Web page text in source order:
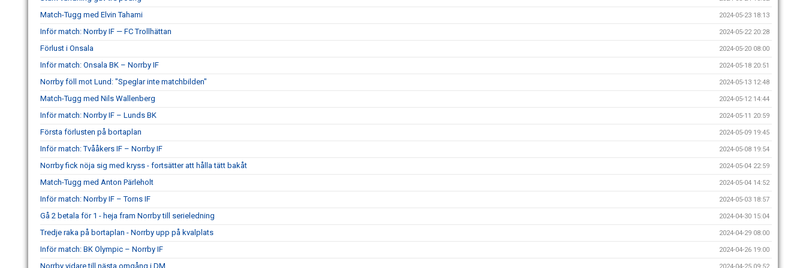
Match-Tugg med Elvin Tahami 2024-05-23 18:13
Inför match: Norrby IF — FC Trollhättan 2024-05-22 20:28
Förlust i Onsala 2024-05-20 08:00
Inför match: Onsala BK – Norrby IF 2024-05-18 20:51
Norrby föll mot Lund: "Speglar inte matchbilden" 2024-05-13 12:48
Match-Tugg med Nils Wallenberg 2024-05-12 14:44
Inför match: Norrby IF – Lunds BK 2024-05-11 20:59
Första förlusten på bortaplan 2024-05-09 19:45
Inför match: Tvååkers IF – Norrby IF 2024-05-08 19:54
Norrby fick nöja sig med kryss - fortsätter att hålla tätt bakåt 2024-05-04 22:59
Match-Tugg med Anton Pärleholt 2024-05-04 14:52
Inför match: Norrby IF – Torns IF 2024-05-03 18:57
Gå 2 betala för 1 - heja fram Norrby till serieledning 2024-04-30 15:04
Tredje raka på bortaplan - Norrby upp på kvalplats 2024-04-29 08:00
Inför match: BK Olympic – Norrby IF 2024-04-26 19:00
Norrby vidare till nästa omgång i DM